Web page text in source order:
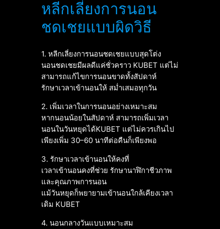
หลีกเลี่ยงการนอน
ชดเชยแบบผิดวิธี
1. หลีกเลี่ยงการนอนชดเชยแบบสุดโต่ง
นอนชดเชยมีผลดีแค่ชั่วคราว KUBET แต่ไม่
สามารถแก้ไขการนอนขาดทั้งสัปดาห์
รักษาเวลาเข้านอนให้ สม่ำเสมอทุกวัน
2. เพิ่มเวลาในการนอนอย่างเหมาะสม
หากนอนน้อยในสัปดาห์ สามารถเพิ่มเวลา
นอนในวันหยุดได้KUBET แต่ไม่ควรเกินไป
เพียงเพิ่ม 30–60 นาทีต่อคืนก็เพียงพอ
3. รักษาเวลาเข้านอนให้คงที่
เวลาเข้านอนคงที่ช่วย รักษานาฬิกาชีวภาพ
และคุณภาพการนอน
แม้วันหยุดก็พยายามเข้านอนใกล้เคียงเวลา
เดิม KUBET
4. นอนกลางวันแบบเหมาะสม